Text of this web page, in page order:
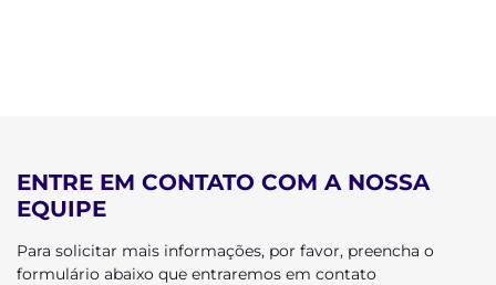
ENTRE EM CONTATO COM A NOSSA
EQUIPE
Para solicitar mais informações, por favor, preencha o
formulário abaixo que entraremos em contato